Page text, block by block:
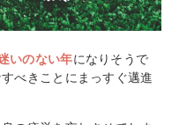
いのない年になりそうで
べきことにまっすぐ邁進